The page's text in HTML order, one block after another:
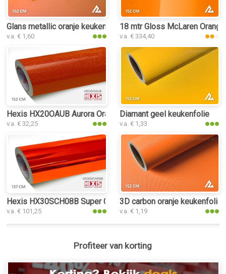
Glans metallic oranje keukenfolie
v.a. € 1,60
18 mtr Gloss McLaren
v.a. € 334,40
Hexis HX20OAUB Aurora Orange Gloss keukenfolie
v.a. € 32,25
Diamant geel keukenfolie
v.a. € 1,33
Hexis HX30SCH08B Super Chrome Orange Gloss keukenfolie
v.a. € 101,25
3D carbon oranje keukenfolie
v.a. € 1,19
Profiteer van korting